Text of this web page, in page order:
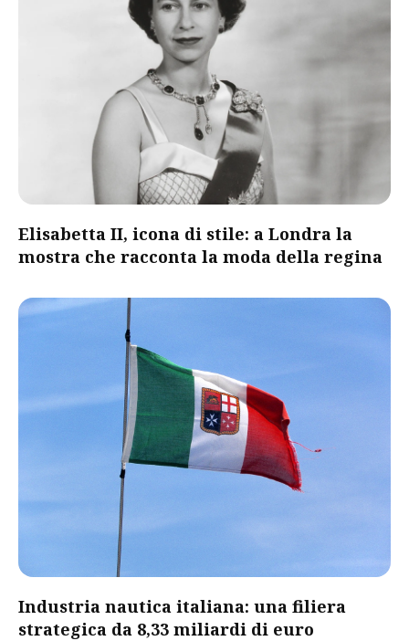
Elisabetta II, icona di stile: a Londra la
mostra che racconta la moda della regina
​Industria nautica italiana: una filiera
strategica da 8,33 miliardi di euro​